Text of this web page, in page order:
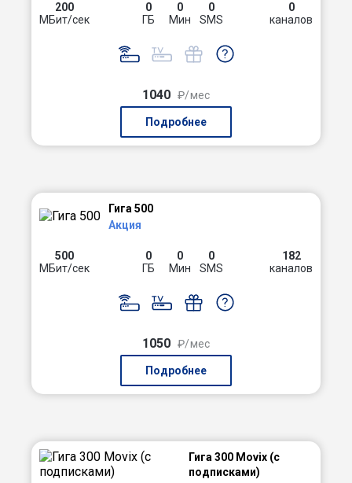
200
МБит/сек
0
ГБ
0
Мин
0
SMS
0
каналов
1040 ₽/мес
Подробнее
Гига 500
Акция
500
МБит/сек
0
ГБ
0
Мин
0
SMS
182
каналов
1050 ₽/мес
Подробнее
Гига 300 Movix (с
подписками)